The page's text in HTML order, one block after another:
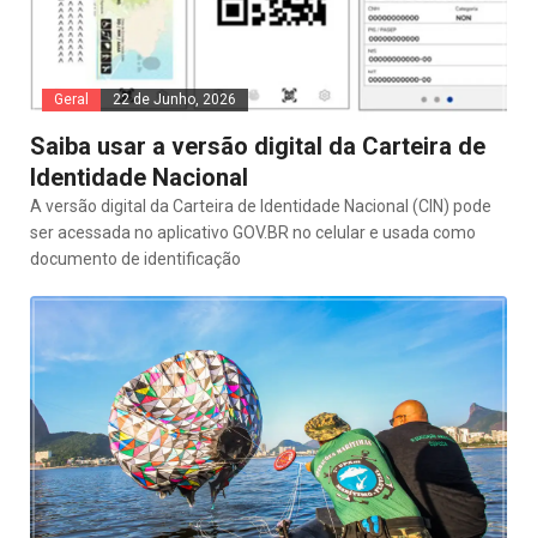
Geral 22 de Junho, 2026
Saiba usar a versão digital da Carteira de
Identidade Nacional
A versão digital da Carteira de Identidade Nacional (CIN) pode
ser acessada no aplicativo GOV.BR no celular e usada como
documento de identificação